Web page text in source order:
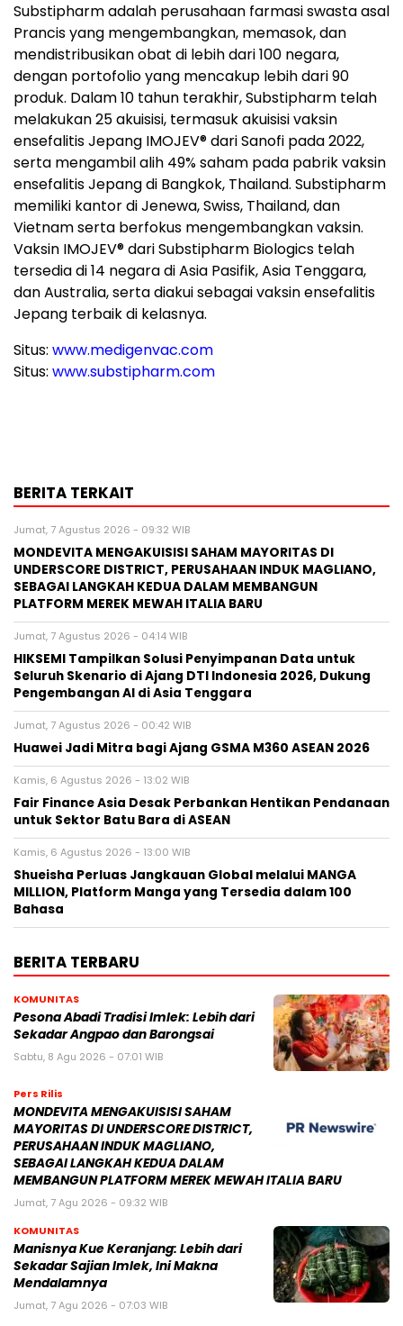
Substipharm adalah perusahaan farmasi swasta asal
Prancis yang mengembangkan, memasok, dan
mendistribusikan obat di lebih dari 100 negara,
dengan portofolio yang mencakup lebih dari 90
produk. Dalam 10 tahun terakhir, Substipharm telah
melakukan 25 akuisisi, termasuk akuisisi vaksin
ensefalitis Jepang IMOJEV® dari Sanofi pada 2022,
serta mengambil alih 49% saham pada pabrik vaksin
ensefalitis Jepang di Bangkok, Thailand. Substipharm
memiliki kantor di Jenewa, Swiss, Thailand, dan
Vietnam serta berfokus mengembangkan vaksin.
Vaksin IMOJEV® dari Substipharm Biologics telah
tersedia di 14 negara di Asia Pasifik, Asia Tenggara,
dan Australia, serta diakui sebagai vaksin ensefalitis
Jepang terbaik di kelasnya.
Situs: www.medigenvac.com
Situs: www.substipharm.com
BERITA TERKAIT
Jumat, 7 Agustus 2026 - 09:32 WIB
MONDEVITA MENGAKUISISI SAHAM MAYORITAS DI
UNDERSCORE DISTRICT, PERUSAHAAN INDUK MAGLIANO,
SEBAGAI LANGKAH KEDUA DALAM MEMBANGUN
PLATFORM MEREK MEWAH ITALIA BARU
Jumat, 7 Agustus 2026 - 04:14 WIB
HIKSEMI Tampilkan Solusi Penyimpanan Data untuk
Seluruh Skenario di Ajang DTI Indonesia 2026, Dukung
Pengembangan AI di Asia Tenggara
Jumat, 7 Agustus 2026 - 00:42 WIB
Huawei Jadi Mitra bagi Ajang GSMA M360 ASEAN 2026
Kamis, 6 Agustus 2026 - 13:02 WIB
Fair Finance Asia Desak Perbankan Hentikan Pendanaan
untuk Sektor Batu Bara di ASEAN
Kamis, 6 Agustus 2026 - 13:00 WIB
Shueisha Perluas Jangkauan Global melalui MANGA
MILLION, Platform Manga yang Tersedia dalam 100
Bahasa
BERITA TERBARU
KOMUNITAS
Pesona Abadi Tradisi Imlek: Lebih dari
Sekadar Angpao dan Barongsai
Sabtu, 8 Agu 2026 - 07:01 WIB
Pers Rilis
MONDEVITA MENGAKUISISI SAHAM
MAYORITAS DI UNDERSCORE DISTRICT,
PERUSAHAAN INDUK MAGLIANO,
SEBAGAI LANGKAH KEDUA DALAM
MEMBANGUN PLATFORM MEREK MEWAH ITALIA BARU
Jumat, 7 Agu 2026 - 09:32 WIB
KOMUNITAS
Manisnya Kue Keranjang: Lebih dari
Sekadar Sajian Imlek, Ini Makna
Mendalamnya
Jumat, 7 Agu 2026 - 07:03 WIB